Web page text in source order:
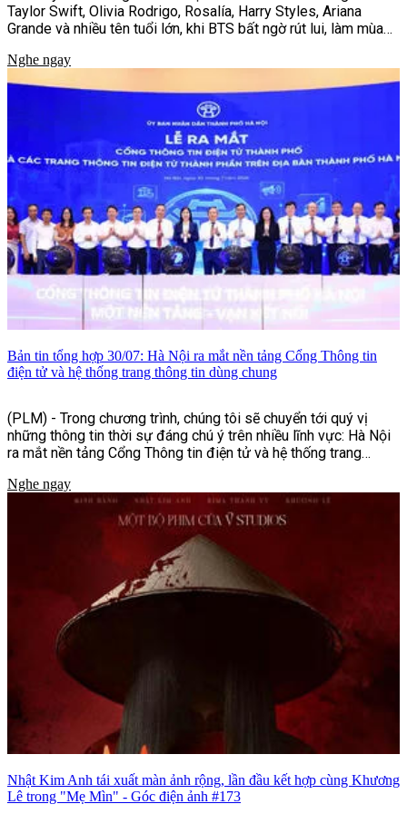
Taylor Swift, Olivia Rodrigo, Rosalía, Harry Styles, Ariana
Grande và nhiều tên tuổi lớn, khi BTS bất ngờ rút lui, làm mùa
Nghe ngay
Bản tin tổng hợp 30/07: Hà Nội ra mắt nền tảng Cổng Thông tin
điện tử và hệ thống trang thông tin dùng chung
(PLM) - Trong chương trình, chúng tôi sẽ chuyển tới quý vị
những thông tin thời sự đáng chú ý trên nhiều lĩnh vực: Hà Nội
ra mắt nền tảng Cổng Thông tin điện tử và hệ thống trang
niệm Ngày Thương binh - Liệt sĩ, cùng những nỗ lực tăng
cường bảo đảm an toàn giao thông, phòng, chống mua bán
người và nhiều tin tức nổi bật khác.
Nghe ngay
Nhật Kim Anh tái xuất màn ảnh rộng, lần đầu kết hợp cùng Khương
Lê trong "Mẹ Mìn" - Góc điện ảnh #173